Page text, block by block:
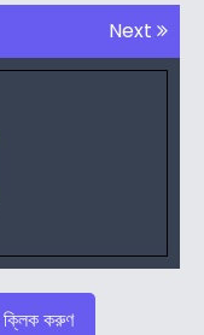
Next
ক্লিক করুণ